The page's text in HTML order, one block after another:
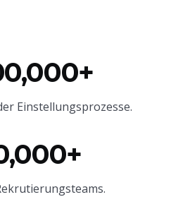
Einstellungsprozesse.